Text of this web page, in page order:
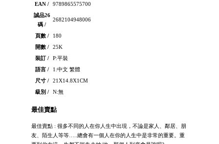
EAN /
9789865575700
誠品26
碼 /
2682104948006
頁數 /
180
開數 /
25K
裝訂 /
P:平裝
語言 /
1:中文 繁體
尺寸 /
21X14.8X1CM
級別 /
N:無
最佳賣點
最佳賣點 : 很多不同的人在你人生中出現，不論是家人、鄰居、朋
友、陌生人等等…..總會有一個人在你的人生中是非常的重要。重